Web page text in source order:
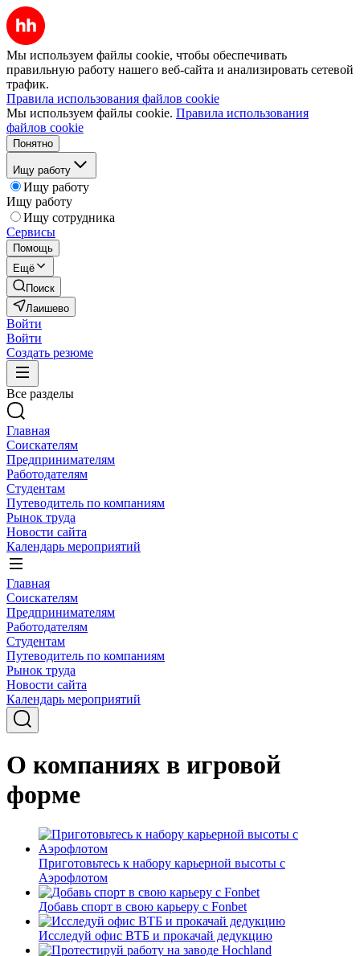
Мы используем файлы cookie, чтобы обеспечивать
правильную работу нашего веб-сайта и анализировать сетевой
трафик.
Правила использования файлов cookie
Мы используем файлы cookie. Правила использования
файлов cookie
Понятно
Ищу работу
Ищу работу
Ищу работу
Ищу сотрудника
Сервисы
Помощь
Ещё
Поиск
Лаишево
Войти
Войти
Создать резюме
Все разделы
Главная
Соискателям
Предпринимателям
Работодателям
Студентам
Путеводитель по компаниям
Рынок труда
Новости сайта
Календарь мероприятий
Главная
Соискателям
Предпринимателям
Работодателям
Студентам
Путеводитель по компаниям
Рынок труда
Новости сайта
Календарь мероприятий
О компаниях в игровой
форме
Приготовьтесь к набору карьерной высоты с
Аэрофлотом
Добавь спорт в свою карьеру с Fonbet
Исследуй офис ВТБ и прокачай дедукцию